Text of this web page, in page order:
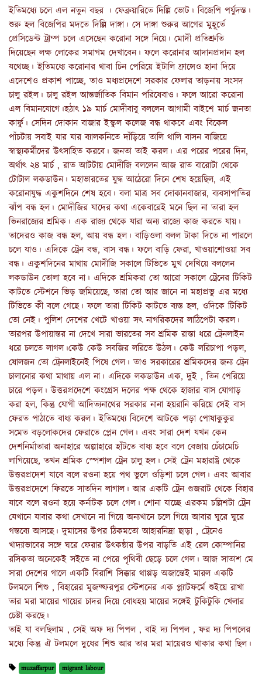
ইতিমধ্যে চলে এল নতুন বছর । ফেব্রুয়ারিতে দিল্লি ভোট। বিজেপি পর্যুদস্ত।
শুরু হল বিজেপির মদতে দিল্লি দাঙ্গা। সে দাঙ্গা শুরুর আগের মুহূর্তে
প্রেসিডেন্ট ট্রাম্প চলে এসেছেন করোনা সঙ্গে নিয়ে। মোদী প্রতিশ্রুতি
দিয়েছেন লক্ষ লোকের সমাগম দেখাবেন। ফলে করোনার আদানপ্রদান হল
যথেচ্ছ। ইতিমধ্যে করোনার থাবা চিন পেরিয়ে ইটালি ফ্রান্সেও হানা দিয়ে
এদেশেও প্রকাশ পাচ্ছে, তাও মধ্যপ্রদেশে সরকার ফেলার তাড়নায় সংসদ
চালু রইল। চালু রইল আন্তর্জাতিক বিমান পরিষেবাও। ফলে আরো করোনা
এল বিমানযোগে।হঠাৎ ১৯ মার্চ মোদীবাবু বললেন আগামী বাইশে মার্চ জনতা
কার্ফু। সেদিন দোকান বাজার ইস্কুল কলেজ বন্ধ থাকবে এবং বিকেল
পাঁচটায় সবাই যার যার ব্যালকনিতে দাঁড়িয়ে তালি থালি বাসন বাজিয়ে
স্বাস্থ্যকর্মীদের উৎসাহিত করবে। জনতা তাই করল। এর পরের পরের দিন,
অর্থাৎ ২৪ মার্চ , রাত আটটায় মোদীজি বললেন আজ রাত বারোটা থেকে
টোটাল লকডাউন। মহাভারতের যুদ্ধ আঠেরো দিনে শেষ হয়েছিল, এই
করোনাযুদ্ধ একুশদিনে শেষ হবে। বলা মাত্র সব দোকানবাজার, ব্যবসাপাতির
ঝাঁপ বন্ধ হল। মোদীজির যাদের কথা একেবারেই মনে ছিল না তারা হল
ভিনরাজ্যের শ্রমিক। এক রাজ্য থেকে যারা অন্য রাজ্যে কাজ করতে যায়।
তাদেরও কাজ বন্ধ হল, আয় বন্ধ হল। বাড়িওলা বলল টাকা দিতে না পারলে
চলে যাও। এদিকে ট্রেন বন্ধ, বাস বন্ধ। ফলে বাড়ি ফেরা, খাওয়াশোওয়া সব
বন্ধ। একুশদিনের মাথায় মোদীজি সকালে টিভিতে মুখ দেখিয়ে বললেন
লকডাউন তোলা হবে না। এদিকে শ্রমিকরা তো আরো সকালে ট্রেনের টিকিট
কাটতে স্টেশনে ভিড় জমিয়েছে, তারা তো আর জানে না মহাপ্রভু এর মধ্যে
টিভিতে কী বলে গেছে। ফলে তারা টিকিট কাটতে ব্যস্ত হল, ওদিকে টিকিট
তো নেই। পুলিশ দেশের খেটে খাওয়া সৎ নাগরিকদের লাঠিপেটা করল।
তারপর উপায়ান্তর না দেখে সারা ভারতের সব শ্রমিক রাস্তা ধরে ট্রেনলাইন
ধরে চলতে লাগল।কেউ কেউ সবজির লরিতে উঠল। কেউ লরিচাপা পড়ল,
ষোলজন তো ট্রেনলাইনেই পিষে গেল। তাও সরকারের শ্রমিকদের জন্য ট্রেন
চালানোর কথা মাথায় এল না। এদিকে লকডাউন এক, দুই , তিন পেরিয়ে
চারে পড়ল। উত্তরপ্রদেশে কংগ্রেস দলের পক্ষ থেকে হাজার বাস যোগাড়
করা হল, কিন্তু যোগী আদিত্যনাথের সরকার নানা হয়রানি করিয়ে সেই বাস
ফেরত পাঠাতে বাধ্য করল। ইতিমধ্যে বিদেশে আটকে পড়া পোষাকুকুর
সমেত বড়লোকদের ফেরাতে প্লেন গেল। এবং সারা দেশ যখন কেন
দেশনির্মাতারা অনাহারে অল্পাহারে হাঁটতে বাধ্য হবে বলে বেজায় চেঁচামেচি
লাগিয়েছে, তখন শ্রমিক স্পেশাল ট্রেন চালু হল। সেই ট্রেন মহারাষ্ট্র থেকে
উত্তরপ্রদেশ যাবে বলে রওনা হয়ে পথ ভুলে ওড়িশা চলে গেল। এবং আবার
উত্তরপ্রদেশে ফিরতে সাতদিন লাগাল। আর একটি ট্রেন গুজরাট থেকে বিহার
যাবে বলে রওনা হয়ে কর্নাটক চলে গেল। শোনা যাচ্ছে এরকম চল্লিশটা ট্রেন
যেখানে যাবার কথা সেখানে না গিয়ে অন্যখানে চলে গিয়ে আবার ঘুরে ঘুরে
গন্তব্যে আসছে। দুমাসের উপর ঠিকমতো আহারনিদ্রা ছাড়া , ট্রেনেও
খাদ্যাভাবের সঙ্গে ঘরে ফেরার উৎকন্ঠার উপর বাড়তি এই রেল কোম্পানির
রসিকতা অনেকেই সইতে না পেরে পৃথিবী ছেড়ে চলে গেল। আজ সাতাশ মে
সারা দেশের গালে একটি বিরাশি সিক্কার থাপ্পড় অজান্তেই মারল একটি
টলমলে শিশু , বিহারের মুজফ্ফরপুর স্টেশনের এক প্ল্যাটফর্মে শুইয়ে রাখা
তার মরা মায়ের গায়ের চাদর দিয়ে বোধহয় মায়ের সঙ্গেই টুকিটুকি খেলার
চেষ্টা করছে।
তাই যা বলছিলাম , সেই অফ দ্য পিপল , বাই দ্য পিপল , ফর দ্য পিপলের
মধ্যে কিন্তু ঐ টলমলে দুধের শিশু আর তার মরা মায়েরও থাকার কথা ছিল।
muzaffarpur migrant labour